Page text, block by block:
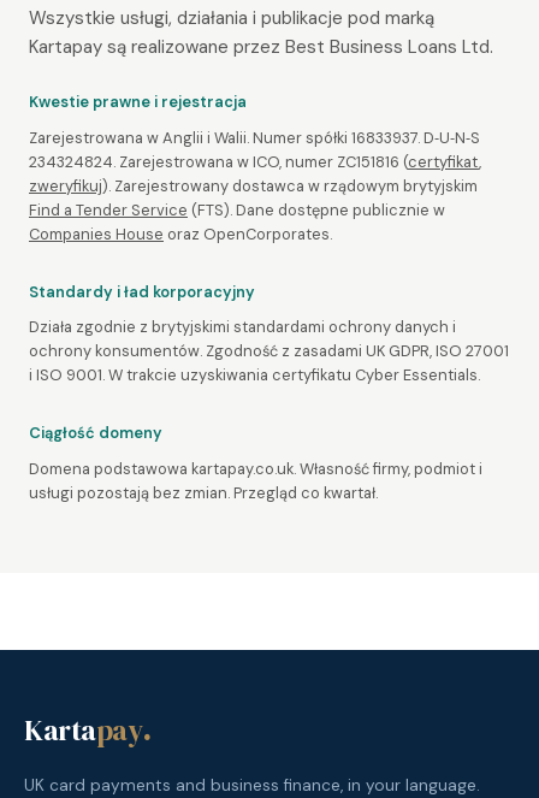
Wszystkie usługi, działania i publikacje pod marką
Kartapay są realizowane przez Best Business Loans Ltd.
Kwestie prawne i rejestracja
Zarejestrowana w Anglii i Walii. Numer spółki 16833937. D‑U‑N‑S
234324824. Zarejestrowana w ICO, numer ZC151816 (certyfikat,
zweryfikuj). Zarejestrowany dostawca w rządowym brytyjskim
Find a Tender Service (FTS). Dane dostępne publicznie w
Companies House oraz OpenCorporates.
Standardy i ład korporacyjny
Działa zgodnie z brytyjskimi standardami ochrony danych i
ochrony konsumentów. Zgodność z zasadami UK GDPR, ISO 27001
i ISO 9001. W trakcie uzyskiwania certyfikatu Cyber Essentials.
Ciągłość domeny
Domena podstawowa kartapay.co.uk. Własność firmy, podmiot i
usługi pozostają bez zmian. Przegląd co kwartał.
Kartapay.
UK card payments and business finance, in your language.